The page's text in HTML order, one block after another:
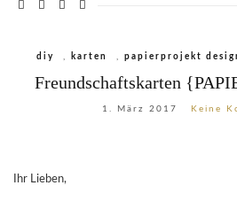
diy , karten , papierprojekt
Freundschaftskarten
1. März 2017 Keine
Ihr Lieben,